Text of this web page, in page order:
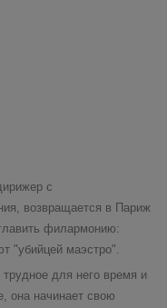
с
возвращается в Париж
филармонию:
"убийцей маэстро".
для него время и
она начинает свою